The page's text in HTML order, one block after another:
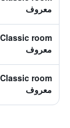
معروف
معروف
معروف